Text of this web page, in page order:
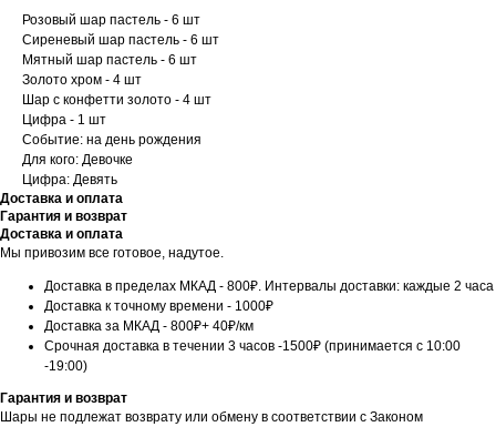
Розовый шар пастель - 6 шт
Сиреневый шар пастель - 6 шт
Мятный шар пастель - 6 шт
Золото хром - 4 шт
Шар с конфетти золото - 4 шт
Цифра - 1 шт
Событие: на день рождения
Для кого: Девочке
Цифра: Девять
Доставка и оплата
Гарантия и возврат
Доставка и оплата
Мы привозим все готовое, надутое.
Доставка в пределах МКАД - 800₽. Интервалы доставки: каждые 2 часа
Доставка к точному времени - 1000₽
Доставка за МКАД - 800₽+ 40₽/км
Срочная доставка в течении 3 часов -1500₽ (принимается с 10:00
-19:00)
Гарантия и возврат
Шары не подлежат возврату или обмену в соответствии с Законом